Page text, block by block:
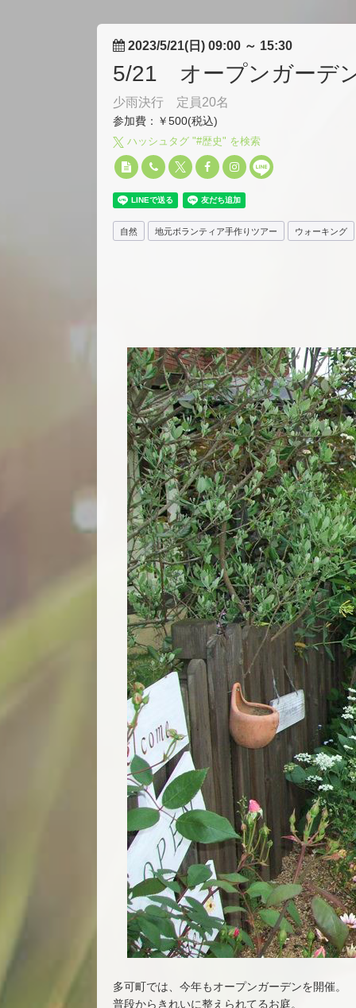
2023/5/21(日) 09:00 ～ 15:30
5/21 オープンガーデ
少雨決行 定員20名
参加費：￥500(税込)
ハッシュタグ "#歴史" を検索
自然 地元ボランティア手作りツアー ウォーキング
多可町では、今年もオープンガーデンを開催。
普段からきれいに整えられてるお庭。